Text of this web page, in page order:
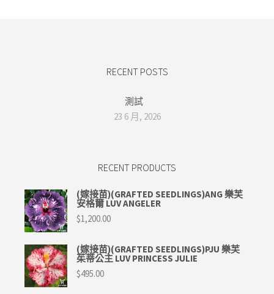
RECENT POSTS
測試
23 6 月, 2026
RECENT PRODUCTS
(嫁接苗)(GRAFTED SEEDLINGS)ANG 樂芙
安格爾 LUV ANGELER
$1,200.00
(嫁接苗)(GRAFTED SEEDLINGS)PJU 樂芙
茱蒂公主 LUV PRINCESS JULIE
$495.00